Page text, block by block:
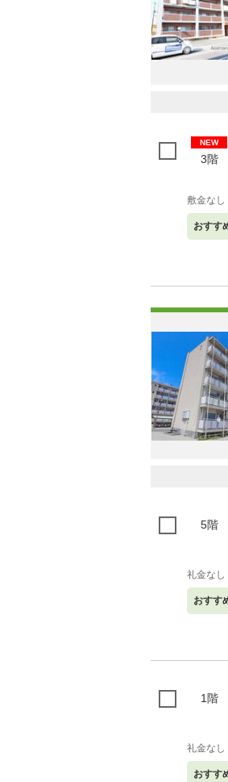
NEW
3階
敷金なし
おすす
5階
礼金なし
おすす
1階
礼金なし
おすす